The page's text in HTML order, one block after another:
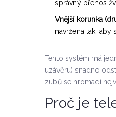
správný přenos
Vnější korunka
navržena tak, aby
Tento systém má
uzávěru) snadno
zubů se hromadí
Proč je